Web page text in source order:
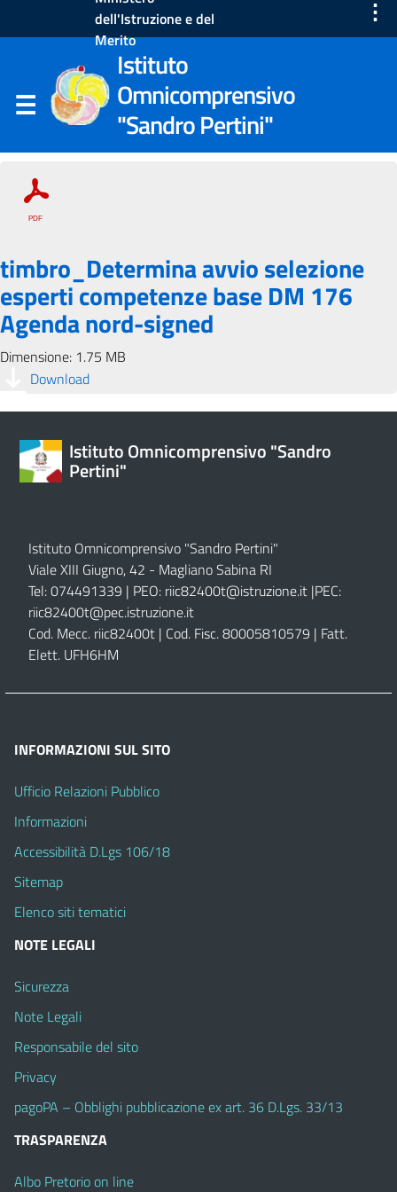
dell'Istruzione e del
Merito
⋮
Istituto
Omnicomprensivo
"Sandro Pertini"
timbro_Determina avvio selezione
esperti competenze base DM 176
Agenda nord-signed
Dimensione: 1.75 MB
Download
Istituto Omnicomprensivo "Sandro
Pertini"
Istituto Omnicomprensivo "Sandro Pertini"
Viale XIII Giugno, 42 - Magliano Sabina RI
Tel: 074491339 | PEO: riic82400t@istruzione.it |PEC:
riic82400t@pec.istruzione.it
Cod. Mecc. riic82400t | Cod. Fisc. 80005810579 | Fatt.
Elett. UFH6HM
INFORMAZIONI SUL SITO
Ufficio Relazioni Pubblico
Informazioni
Accessibilità D.Lgs 106/18
Sitemap
Elenco siti tematici
NOTE LEGALI
Sicurezza
Note Legali
Responsabile del sito
Privacy
pagoPA – Obblighi pubblicazione ex art. 36 D.Lgs. 33/13
TRASPARENZA
Albo Pretorio on line